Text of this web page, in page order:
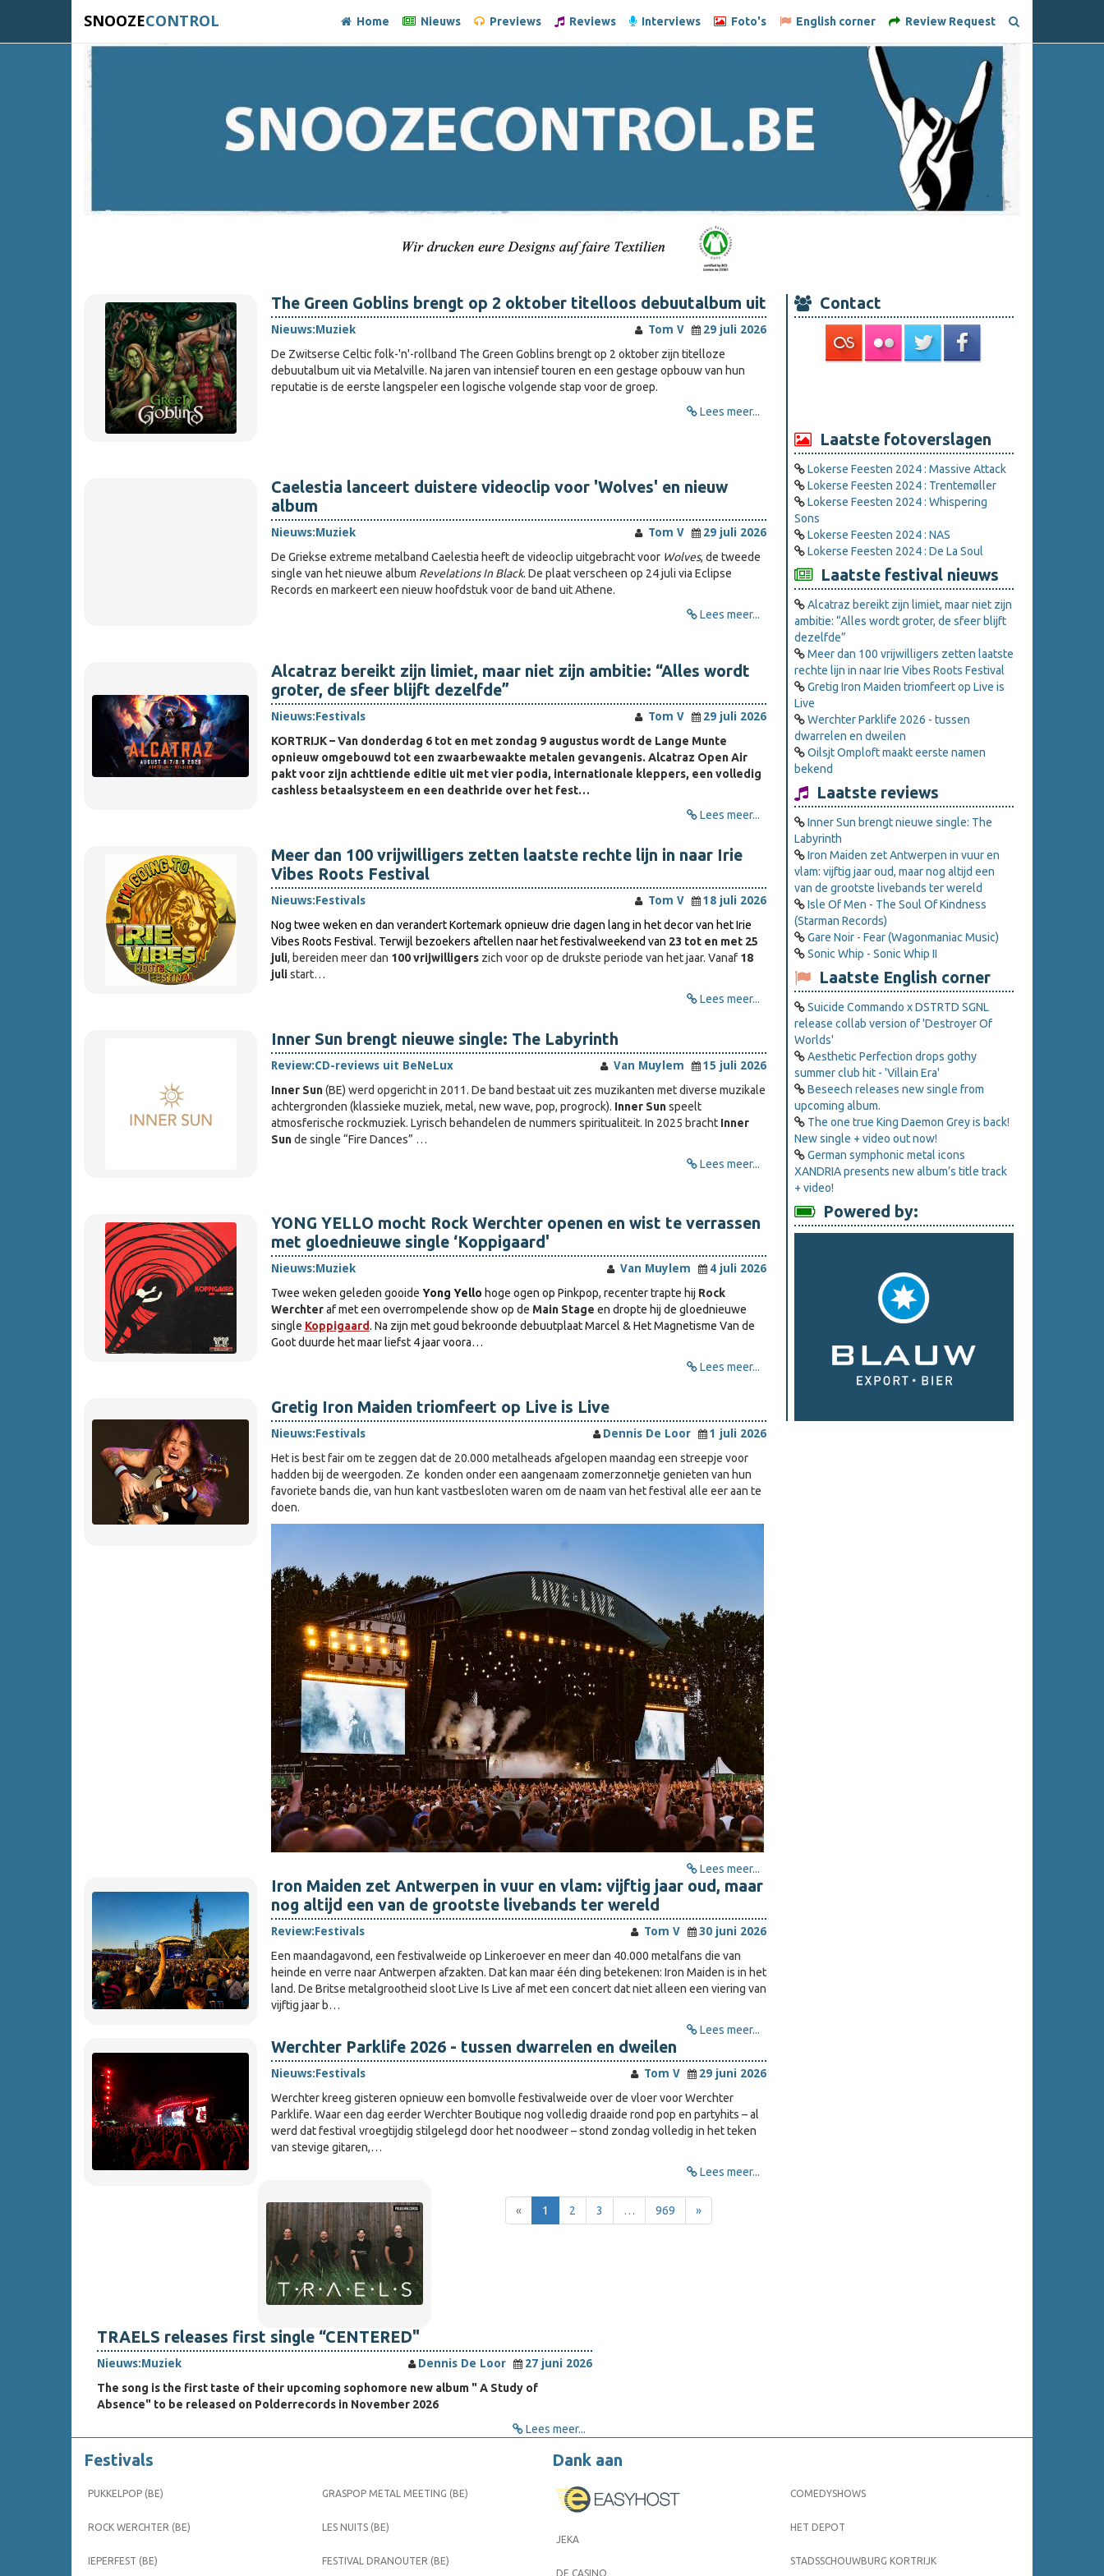
SNOOZECONTROL Home Nieuws Previews Reviews Interviews Foto's English corner Review Request
The Green Goblins brengt op 2 oktober titelloos debuutalbum uit
Nieuws:Muziek Tom V
29 juli 2026
De Zwitserse Celtic folk-'n'-rollband The Green Goblins brengt op 2 oktober zijn titelloze
debuutalbum uit via Metalville. Na jaren van intensief touren en een gestage opbouw van hun
reputatie is de eerste langspeler een logische volgende stap voor de groep.
Lees meer...
Caelestia lanceert duistere videoclip voor 'Wolves' en nieuw
album
Nieuws:Muziek Tom V
29 juli 2026
De Griekse extreme metalband Caelestia heeft de videoclip uitgebracht voor Wolves, de tweede
single van het nieuwe album Revelations In Black. De plaat verscheen op 24 juli via Eclipse
Records en markeert een nieuw hoofdstuk voor de band uit Athene.
Lees meer...
Alcatraz bereikt zijn limiet, maar niet zijn ambitie: “Alles wordt
groter, de sfeer blijft dezelfde”
Nieuws:Festivals Tom V
29 juli 2026
KORTRIJK – Van donderdag 6 tot en met zondag 9 augustus wordt de Lange Munte
opnieuw omgebouwd tot een zwaarbewaakte metalen gevangenis. Alcatraz Open Air
pakt voor zijn achttiende editie uit met vier podia, internationale kleppers, een volledig
cashless betaalsysteem en een deathride over het fest…
Lees meer...
Meer dan 100 vrijwilligers zetten laatste rechte lijn in naar Irie
Vibes Roots Festival
Nieuws:Festivals Tom V
18 juli 2026
Nog twee weken en dan verandert Kortemark opnieuw drie dagen lang in het decor van het Irie
Vibes Roots Festival. Terwijl bezoekers aftellen naar het festivalweekend van 23 tot en met 25
juli, bereiden meer dan 100 vrijwilligerszich voor op de drukste periode van het jaar. Vanaf 18
julistart…
Lees meer...
Inner Sun brengt nieuwe single: The Labyrinth
Review:CD-reviews uit BeNeLux Van Muylem
15 juli 2026
Inner Sun(BE) werd opgericht in 2011. De band bestaat uit zes muzikanten met diverse muzikale
achtergronden (klassieke muziek, metal, new wave, pop, progrock). Inner Sunspeelt
atmosferische rockmuziek. Lyrisch behandelen de nummers spiritualiteit. In 2025 brachtInner
Sunde single “Fire Dances” …
Lees meer...
YONG YELLO mocht Rock Werchter openen en wist te verrassen
met gloednieuwe single ‘Koppigaard'
Nieuws:Muziek Van Muylem
4 juli 2026
Twee weken geleden gooide Yong Yello hoge ogen op Pinkpop, recenter trapte hij Rock
Werchteraf met een overrompelende show op de Main Stage en dropte hij de gloednieuwe
single Koppigaard. Na zijn met goud bekroonde debuutplaat Marcel & Het Magnetisme Van de
Goot duurde het maar liefst 4 jaar voora…
Lees meer...
Gretig Iron Maiden triomfeert op Live is Live
Nieuws:Festivals Dennis De Loor
1 juli 2026
Het is best fair om te zeggen dat de 20.000 metalheads afgelopen maandag een streepje voor
hadden bij de weergoden. Ze konden onder een aangenaam zomerzonnetje genieten van hun
favoriete bands die, van hun kant vastbesloten waren om de naam van het festival alle eer aan te
doen.
Lees meer...
Iron Maiden zet Antwerpen in vuur en vlam: vijftig jaar oud, maar
nog altijd een van de grootste livebands ter wereld
Review:Festivals Tom V
30 juni 2026
Een maandagavond, een festivalweide op Linkeroever en meer dan 40.000 metalfans die van
heinde en verre naar Antwerpen afzakten. Dat kan maar één ding betekenen: Iron Maiden is in het
land. De Britse metalgrootheid sloot Live Is Live af met een concert dat niet alleen een viering van
vijftig jaar b…
Lees meer...
Werchter Parklife 2026 - tussen dwarrelen en dweilen
Nieuws:Festivals Tom V
29 juni 2026
Werchter kreeg gisteren opnieuw een bomvolle festivalweide over de vloer voor Werchter
Parklife. Waar een dag eerder Werchter Boutique nog volledig draaide rond pop en partyhits – al
werd dat festival vroegtijdig stilgelegd door het noodweer – stond zondag volledig in het teken
van stevige gitaren,…
Lees meer...
TRAELS releases first single “CENTERED"
Nieuws:Muziek Dennis De Loor
27 juni 2026
The song is the first taste of their upcoming sophomore new album " A Study of
Absence" to be released on Polderrecords in November 2026
Lees meer...
« 1 2 3 … 969 »
Contact
Laatste fotoverslagen
Lokerse Feesten 2024 : Massive Attack
Lokerse Feesten 2024 : Trentemøller
Lokerse Feesten 2024 : Whispering
Sons
Lokerse Feesten 2024 : NAS
Lokerse Feesten 2024 : De La Soul
Laatste festival nieuws
Alcatraz bereikt zijn limiet, maar niet zijn
ambitie: “Alles wordt groter, de sfeer blijft
dezelfde”
Meer dan 100 vrijwilligers zetten laatste
rechte lijn in naar Irie Vibes Roots Festival
Gretig Iron Maiden triomfeert op Live is
Live
Werchter Parklife 2026 - tussen
dwarrelen en dweilen
Oilsjt Omploft maakt eerste namen
bekend
Laatste reviews
Inner Sun brengt nieuwe single: The
Labyrinth
Iron Maiden zet Antwerpen in vuur en
vlam: vijftig jaar oud, maar nog altijd een
van de grootste livebands ter wereld
Isle Of Men - The Soul Of Kindness
(Starman Records)
Gare Noir - Fear (Wagonmaniac Music)
Sonic Whip - Sonic Whip II
Laatste English corner
Suicide Commando x DSTRTD SGNL
release collab version of 'Destroyer Of
Worlds'
Aesthetic Perfection drops gothy
summer club hit - 'Villain Era'
Beseech releases new single from
upcoming album.
The one true King Daemon Grey is back!
New single + video out now!
German symphonic metal icons
XANDRIA presents new album’s title track
+ video!
Powered by:
Festivals
PUKKELPOP (BE)
ROCK WERCHTER (BE)
IEPERFEST (BE)
GRASPOP METAL MEETING (BE)
LES NUITS (BE)
FESTIVAL DRANOUTER (BE)
Dank aan
JEKA
DE CASINO
COMEDYSHOWS
HET DEPOT
STADSSCHOUWBURG KORTRIJK